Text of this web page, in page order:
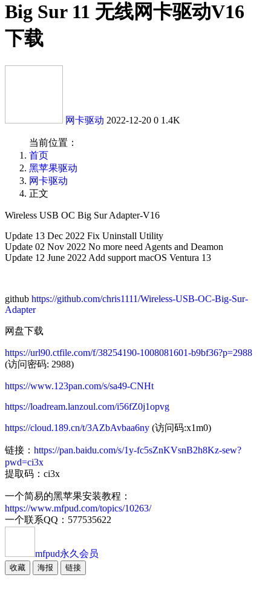
Big Sur 11 无线网卡驱动V16
下载
网卡驱动 2022-12-20 0 1.4K
当前位置：
首页
黑苹果驱动
网卡驱动
正文
Wireless USB OC Big Sur Adapter-V16
Update 13 Dec 2022 Fix Uninstall Utility
Update 02 Nov 2022 No more need Agents and Deamon
Update 12 June 2022 Add support macOS Ventura 13
github https://github.com/chris1111/Wireless-USB-OC-Big-Sur-
Adapter
网盘下载
https://url90.ctfile.com/f/38254190-1008081601-b9bf36?p=2988
(访问密码: 2988)
https://www.123pan.com/s/sa49-CNHt
https://loadream.lanzoul.com/i56fZ0j1opvg
https://cloud.189.cn/t/3AZbAvbaa6ny (访问码:x1m0)
链接： https://pan.baidu.com/s/1y-fc5sZnKVsnB2h8Kz-sew?
pwd=ci3x
提取码：ci3x
一个简易的黑苹果安装教程：
https://www.mfpud.com/topics/10263/
一个联系QQ：577535622
mfpud永久会员
收藏 海报 链接